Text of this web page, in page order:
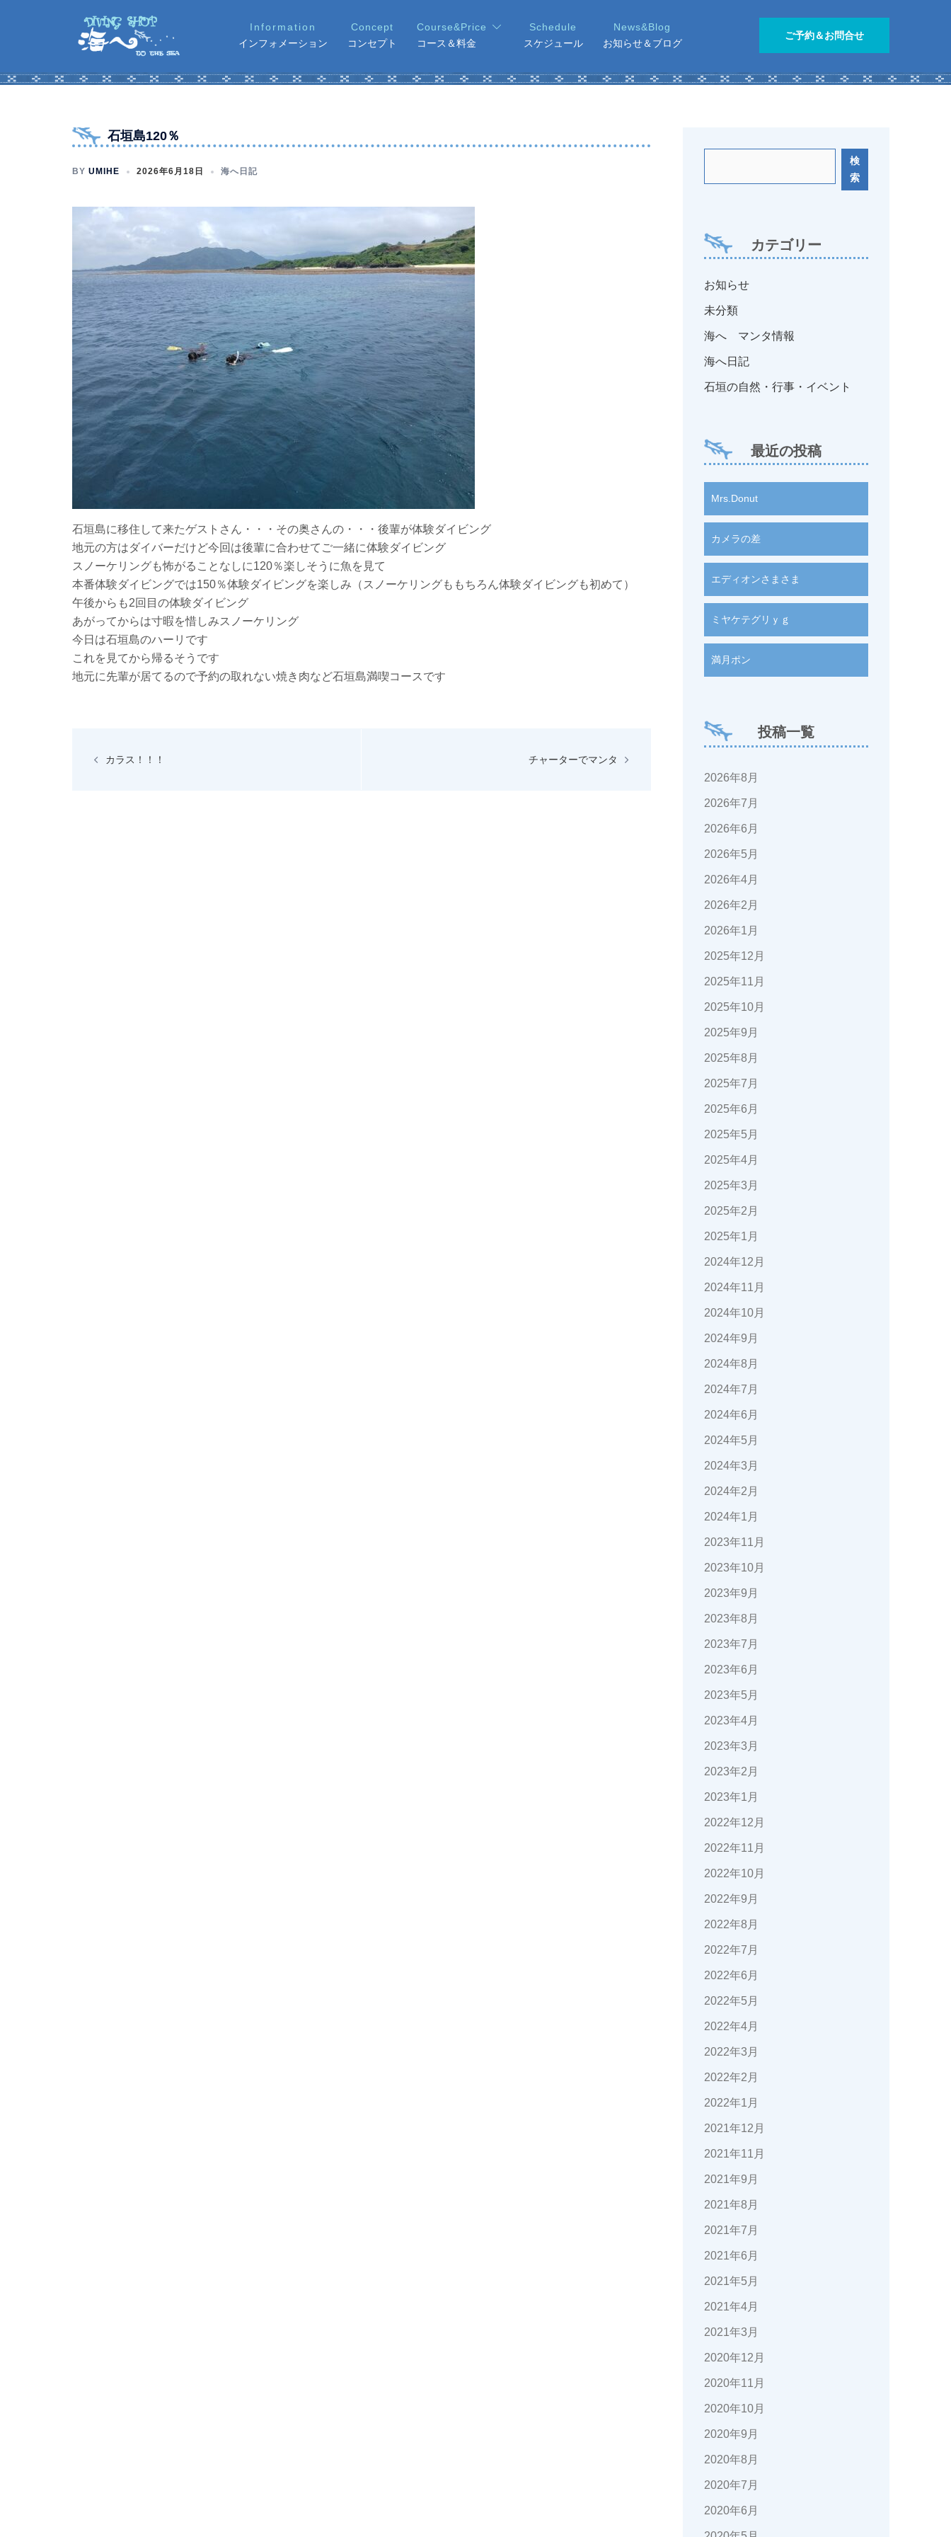
ツ
インフォメーション コンセプト コース＆料金 スケジュール お知らせ＆ブログ
ご予約＆お問合せ
石垣島120％
BY UMIHE 2026年6月18日 海へ日記
石垣島に移住して来たゲストさん・・・その奥さんの・・・後輩が体験ダイビング
地元の方はダイバーだけど今回は後輩に合わせてご一緒に体験ダイビング
スノーケリングも怖がることなしに120％楽しそうに魚を見て
本番体験ダイビングでは150％体験ダイビングを楽しみ（スノーケリングももちろん体験ダイビングも初めて）
午後からも2回目の体験ダイビング
あがってからは寸暇を惜しみスノーケリング
今日は石垣島のハーリです
これを見てから帰るそうです
地元に先輩が居てるので予約の取れない焼き肉など石垣島満喫コースです
カラス！！！ チャーターでマンタ
検
索
カテゴリー
お知らせ
未分類
海へ マンタ情報
海へ日記
石垣の自然・行事・イベント
最近の投稿
Mrs.Donut
カメラの差
エディオンさまさま
ミヤケテグリｙｇ
満月ポン
投稿一覧
2026年8月
2026年7月
2026年6月
2026年5月
2026年4月
2026年2月
2026年1月
2025年12月
2025年11月
2025年10月
2025年9月
2025年8月
2025年7月
2025年6月
2025年5月
2025年4月
2025年3月
2025年2月
2025年1月
2024年12月
2024年11月
2024年10月
2024年9月
2024年8月
2024年7月
2024年6月
2024年5月
2024年3月
2024年2月
2024年1月
2023年11月
2023年10月
2023年9月
2023年8月
2023年7月
2023年6月
2023年5月
2023年4月
2023年3月
2023年2月
2023年1月
2022年12月
2022年11月
2022年10月
2022年9月
2022年8月
2022年7月
2022年6月
2022年5月
2022年4月
2022年3月
2022年2月
2022年1月
2021年12月
2021年11月
2021年9月
2021年8月
2021年7月
2021年6月
2021年5月
2021年4月
2021年3月
2020年12月
2020年11月
2020年10月
2020年9月
2020年8月
2020年7月
2020年6月